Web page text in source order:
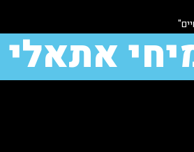
אתאלי